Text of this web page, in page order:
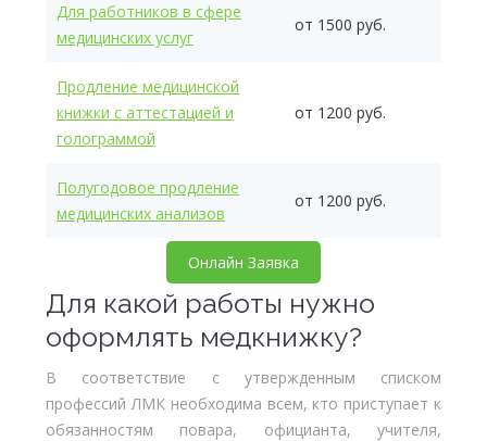
Для работников в сфере
медицинских услуг
от 1500 руб.
Продление медицинской
книжки с аттестацией и
голограммой
от 1200 руб.
Полугодовое продление
медицинских анализов
от 1200 руб.
Онлайн Заявка
Для какой работы нужно
оформлять медкнижку?
В соответствие с утвержденным списком
профессий ЛМК необходима всем, кто приступает к
обязанностям повара, официанта, учителя,